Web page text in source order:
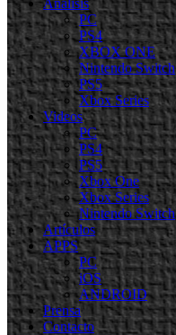
Análisis
PC
PS4
XBOX ONE
Nintendo Switch
PS5
Xbox Series
Videos
PC
PS4
PS5
Xbox One
Xbox Series
Nintendo Switch
Artículos
APPS
PC
iOS
ANDROID
Prensa
Contacto